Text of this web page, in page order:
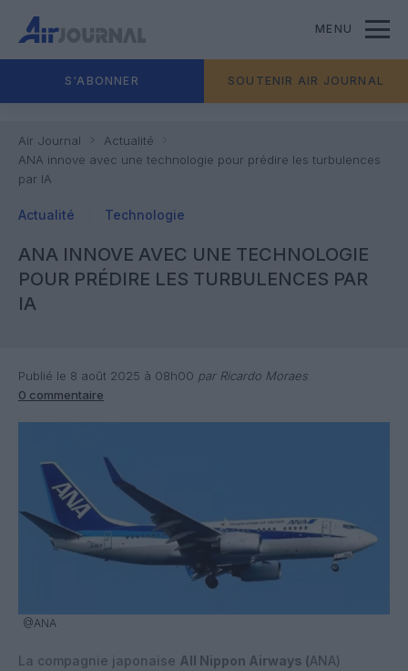
MENU
S'ABONNER SOUTENIR AIR JOURNAL
Air Journal
Actualité
ANA innove avec une technologie pour prédire les turbulences
par IA
Actualité Technologie
ANA INNOVE AVEC UNE TECHNOLOGIE
POUR PRÉDIRE LES TURBULENCES PAR
IA
Publié le 8 août 2025 à 08h00 par Ricardo Moraes
0 commentaire
@ANA
La compagnie japonaise All Nippon Airways (ANA)